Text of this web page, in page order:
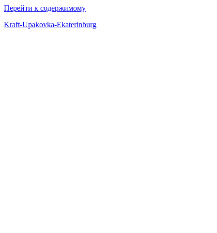
Перейти к содержимому
Kraft-Upakovka-Ekaterinburg